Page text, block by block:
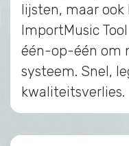
lijsten, maar ook
ImportMusic
één-op-één om
systeem. Snel,
kwaliteitsverlies.